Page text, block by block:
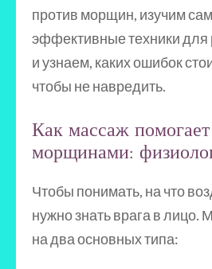
против морщин, изучим
эффективные техники для
и узнаем, каких ошибок
чтобы не навредить.
Как массаж помогает
морщинами:
Чтобы понимать, на что
нужно знать врага в
на два основных типа: